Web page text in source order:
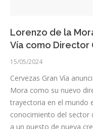
Lorenzo de la
Vía como Director
15/05/2024
Cervezas Gran Vía
Mora como su nuevo
trayectoria en el mundo
conocimiento del sector
a un puesto de nueva